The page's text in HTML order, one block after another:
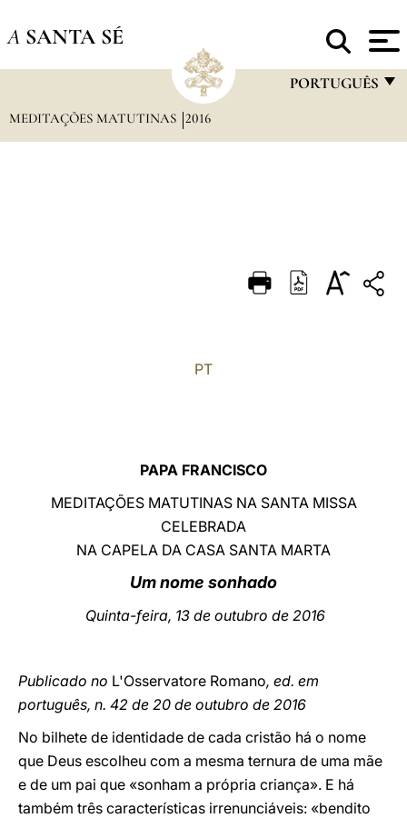
A SANTA SÉ
PORTUGUÊS
DEUTSCH
MEDITAÇÕES MATUTINAS 2016
PT
PAPA FRANCISCO
MEDITAÇÕES MATUTINAS NA SANTA MISSA
CELEBRADA
NA CAPELA DA CASA SANTA MARTA
Um nome sonhado
Quinta-feira, 13 de outubro de 2016
Publicado no L'Osservatore Romano, ed. em
português, n. 42 de 20 de outubro de 2016
No bilhete de identidade de cada cristão há o nome
que Deus escolheu com a mesma ternura de uma mãe
e de um pai que «sonham a própria criança». E há
também três características irrenunciáveis: «bendito